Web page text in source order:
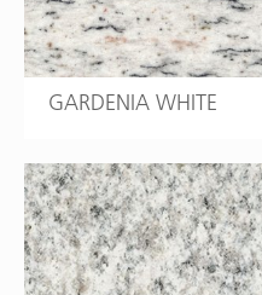
GARDENIA WHITE